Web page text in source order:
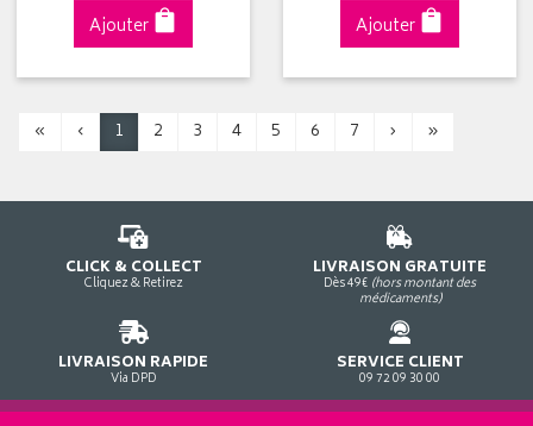
Ajouter Ajouter
« ‹ 1 2 3 4 5 6 7 › »
CLICK & COLLECT
Cliquez & Retirez
LIVRAISON GRATUITE
Dès 49€ (hors montant des
médicaments)
LIVRAISON RAPIDE
Via DPD
SERVICE CLIENT
09 72 09 30 00